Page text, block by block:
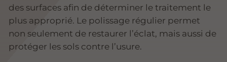
des surfaces afin de déterminer le traitement le
plus approprié. Le polissage régulier permet
non seulement de restaurer l’éclat, mais aussi de
protéger les sols contre l’usure.